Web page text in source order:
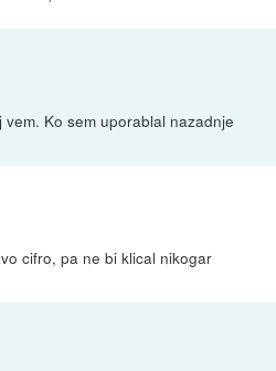
Ko sem uporablal nazadnje
cifro, pa ne bi klical nikogar